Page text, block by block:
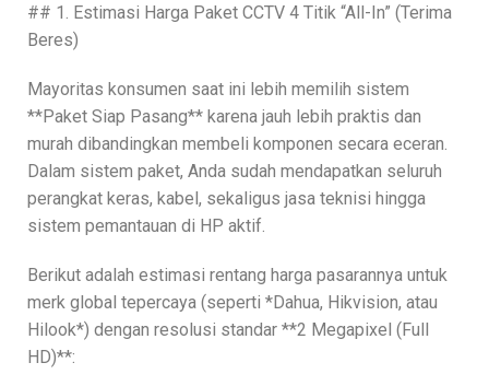
## 1. Estimasi Harga Paket CCTV 4 Titik “All-In” (Terima
Beres)
Mayoritas konsumen saat ini lebih memilih sistem
**Paket Siap Pasang** karena jauh lebih praktis dan
murah dibandingkan membeli komponen secara eceran.
Dalam sistem paket, Anda sudah mendapatkan seluruh
perangkat keras, kabel, sekaligus jasa teknisi hingga
sistem pemantauan di HP aktif.
Berikut adalah estimasi rentang harga pasarannya untuk
merk global tepercaya (seperti *Dahua, Hikvision, atau
Hilook*) dengan resolusi standar **2 Megapixel (Full
HD)**: